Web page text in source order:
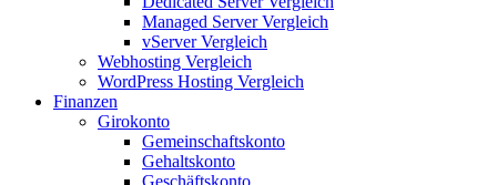
Managed Server Vergleich
vServer Vergleich
Webhosting Vergleich
WordPress Hosting Vergleich
Finanzen
Girokonto
Gemeinschaftskonto
Gehaltskonto
Geschäftskonto